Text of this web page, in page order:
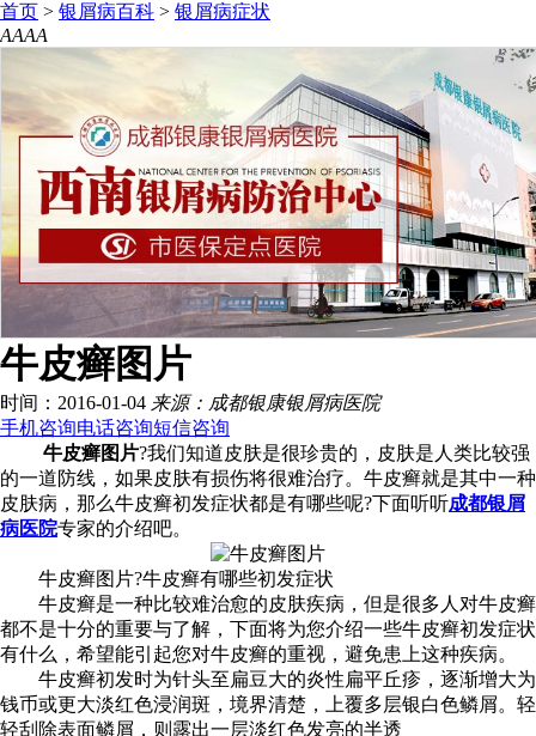
首页 > 银屑病百科 > 银屑病症状
AAAA
牛皮癣图片
时间：2016-01-04 来源：成都银康银屑病医院
手机咨询电话咨询短信咨询
牛皮癣图片?我们知道皮肤是很珍贵的，皮肤是人类比较强
的一道防线，如果皮肤有损伤将很难治疗。牛皮癣就是其中一种
皮肤病，那么牛皮癣初发症状都是有哪些呢?下面听听成都银屑
病医院专家的介绍吧。
牛皮癣图片?牛皮癣有哪些初发症状
牛皮癣是一种比较难治愈的皮肤疾病，但是很多人对牛皮癣
都不是十分的重要与了解，下面将为您介绍一些牛皮癣初发症状
有什么，希望能引起您对牛皮癣的重视，避免患上这种疾病。
牛皮癣初发时为针头至扁豆大的炎性扁平丘疹，逐渐增大为
钱币或更大淡红色浸润斑，境界清楚，上覆多层银白色鳞屑。轻
轻刮除表面鳞屑，则露出一层淡红色发亮的半透